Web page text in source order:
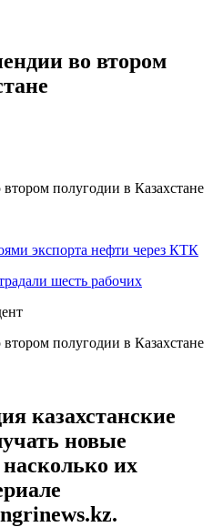
во втором
экспорта нефти через КТК
шесть рабочих
казахстанские
новые
их